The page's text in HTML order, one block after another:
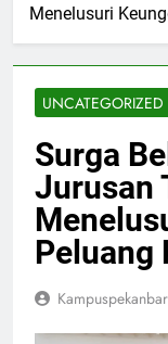
Menelusuri
UNCATEGORIZED
Surga
Jurusan
Peluang